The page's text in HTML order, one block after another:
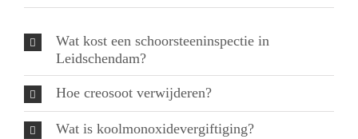
Wat kost een schoorsteeninspectie in
Leidschendam?
Hoe creosoot verwijderen?
Wat is koolmonoxidevergiftiging?